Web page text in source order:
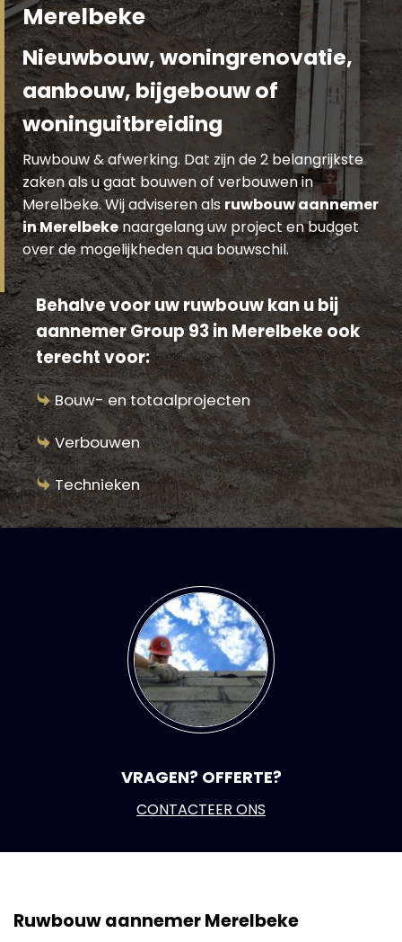
Merelbeke
Nieuwbouw, woningrenovatie,
aanbouw, bijgebouw of
woninguitbreiding
Ruwbouw & afwerking. Dat zijn de 2 belangrijkste
zaken als u gaat bouwen of verbouwen in
Merelbeke. Wij adviseren alsruwbouw aannemer
in Merelbekenaargelang uw project en budget
over de mogelijkheden qua bouwschil.
Behalve voor uw ruwbouw kan u bij
aannemer Group 93 in Merelbeke ook
terecht voor:
Bouw- en totaalprojecten
Verbouwen
Technieken
VRAGEN? OFFERTE?
CONTACTEER ONS
Ruwbouw aannemer Merelbeke